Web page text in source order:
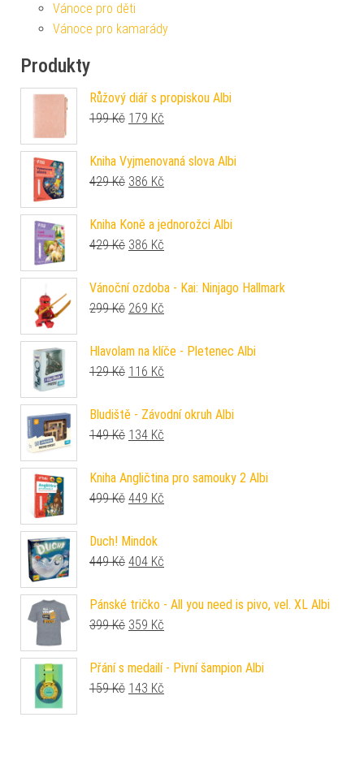
Vánoce pro děti
Vánoce pro kamarády
Produkty
Růžový diář s propiskou Albi
199Kč Původní cena byla: 199 Kč.
179 Kč
Kniha Vyjmenovaná slova Albi
429Kč Původní cena byla: 429 Kč.
386 Kč
Kniha Koně a jednorožci Albi
429Kč Původní cena byla: 429 Kč.
386 Kč
Vánoční ozdoba - Kai: Ninjago Hallmark
299Kč Původní cena byla: 299 Kč.
269 Kč
Hlavolam na klíče - Pletenec Albi
129Kč Původní cena byla: 129 Kč.
116 Kč
Bludiště - Závodní okruh Albi
149Kč Původní cena byla: 149 Kč.
134 Kč
Kniha Angličtina pro samouky 2 Albi
499Kč Původní cena byla: 499 Kč.
449 Kč
Duch! Mindok
449Kč Původní cena byla: 449 Kč.
404 Kč
Pánské tričko - All you need is pivo, vel. XL Albi
399Kč Původní cena byla: 399 Kč.
359 Kč
Přání s medailí - Pivní šampion Albi
159Kč Původní cena byla: 159 Kč.
143 Kč